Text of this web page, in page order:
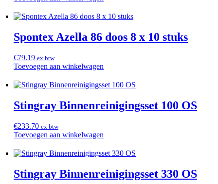
Spontex Azella 86 doos 8 x 10 stuks
€79.19 ex btw
Toevoegen aan winkelwagen
Stingray Binnenreinigingsset 100 OS
€233.70 ex btw
Toevoegen aan winkelwagen
Stingray Binnenreinigingsset 330 OS